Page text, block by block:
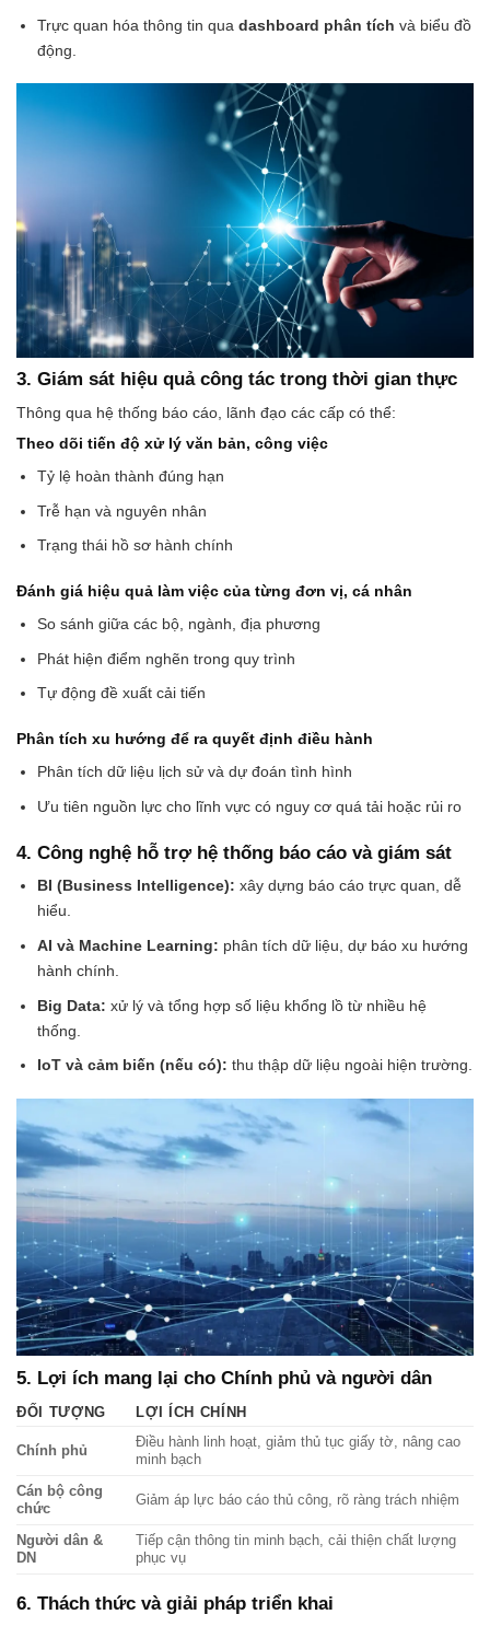
Trực quan hóa thông tin qua dashboard phân tích và biểu đồ
động.
3. Giám sát hiệu quả công tác trong thời gian thực
Thông qua hệ thống báo cáo, lãnh đạo các cấp có thể:
Theo dõi tiến độ xử lý văn bản, công việc
Tỷ lệ hoàn thành đúng hạn
Trễ hạn và nguyên nhân
Trạng thái hồ sơ hành chính
Đánh giá hiệu quả làm việc của từng đơn vị, cá nhân
So sánh giữa các bộ, ngành, địa phương
Phát hiện điểm nghẽn trong quy trình
Tự động đề xuất cải tiến
Phân tích xu hướng để ra quyết định điều hành
Phân tích dữ liệu lịch sử và dự đoán tình hình
Ưu tiên nguồn lực cho lĩnh vực có nguy cơ quá tải hoặc rủi ro
4. Công nghệ hỗ trợ hệ thống báo cáo và giám sát
BI (Business Intelligence): xây dựng báo cáo trực quan, dễ
hiểu.
AI và Machine Learning: phân tích dữ liệu, dự báo xu hướng
hành chính.
Big Data: xử lý và tổng hợp số liệu khổng lồ từ nhiều hệ
thống.
IoT và cảm biến (nếu có): thu thập dữ liệu ngoài hiện trường.
5. Lợi ích mang lại cho Chính phủ và người dân
ĐỐI TƯỢNG LỢI ÍCH CHÍNH
Chính phủ
Điều hành linh hoạt, giảm thủ tục giấy tờ, nâng cao
minh bạch
Cán bộ công
chức
Giảm áp lực báo cáo thủ công, rõ ràng trách nhiệm
Người dân &
DN
Tiếp cận thông tin minh bạch, cải thiện chất lượng
phục vụ
6. Thách thức và giải pháp triển khai